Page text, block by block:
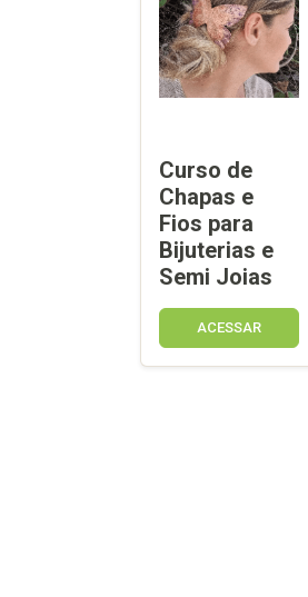
Curso de
Chapas e
Fios para
Bijuterias e
Semi Joias
ACESSAR